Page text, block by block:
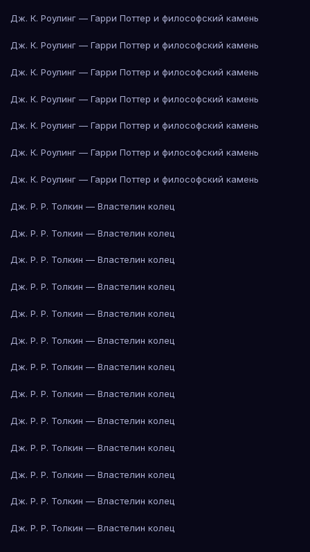
Дж. К. Роулинг — Гарри Поттер и философский камень
Дж. К. Роулинг — Гарри Поттер и философский камень
Дж. К. Роулинг — Гарри Поттер и философский камень
Дж. К. Роулинг — Гарри Поттер и философский камень
Дж. К. Роулинг — Гарри Поттер и философский камень
Дж. К. Роулинг — Гарри Поттер и философский камень
Дж. К. Роулинг — Гарри Поттер и философский камень
Дж. Р. Р. Толкин — Властелин колец
Дж. Р. Р. Толкин — Властелин колец
Дж. Р. Р. Толкин — Властелин колец
Дж. Р. Р. Толкин — Властелин колец
Дж. Р. Р. Толкин — Властелин колец
Дж. Р. Р. Толкин — Властелин колец
Дж. Р. Р. Толкин — Властелин колец
Дж. Р. Р. Толкин — Властелин колец
Дж. Р. Р. Толкин — Властелин колец
Дж. Р. Р. Толкин — Властелин колец
Дж. Р. Р. Толкин — Властелин колец
Дж. Р. Р. Толкин — Властелин колец
Дж. Р. Р. Толкин — Властелин колец